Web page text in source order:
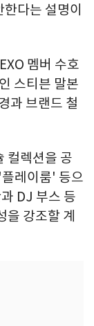
다는 설명이
멤버 수호
스티븐 말본
과 브랜드 철
컬렉션을 공
레이룸' 등으
DJ 부스 등
을 강조할 계